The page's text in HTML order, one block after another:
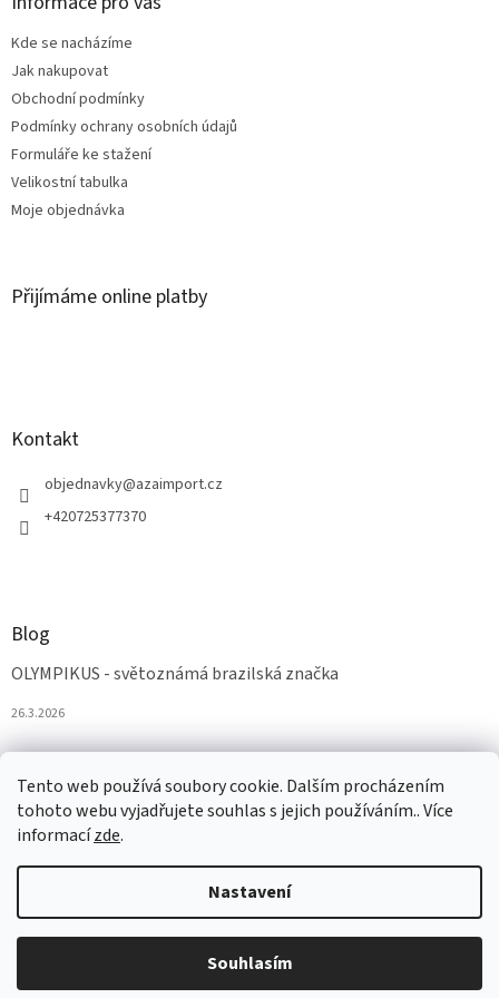
Tento web používá soubory cookie. Dalším procházením
tohoto webu vyjadřujete souhlas s jejich používáním.. Více
informacízde.
Nastavení
Souhlasím
Kde se nacházíme
Jak nakupovat
Obchodní podmínky
Podmínky ochrany osobních údajů
Formuláře ke stažení
Velikostní tabulka
Moje objednávka
Přijímáme online platby
Kontakt
objednavky@azaimport.cz
+420725377370
Blog
OLYMPIKUS - světoznámá brazilská značka
26.3.2026
Vytvořil Shoptet
AZAobuv. Všechna práva vyhrazena.